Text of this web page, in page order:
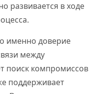
развивается в ходе
именно доверие
между
поиск компромиссов
поддерживает